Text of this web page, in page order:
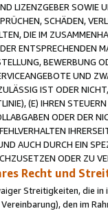
LIZENZGEBER SOWIE
SCHÄDEN,
DIE IM
ENTSPRECHENDEN
BEWERBUNG
UND
IST ODER
(E) IHREN
ODER DER
AUCH DURCH EIN
ODER ZU
Recht und
Streitigkeiten, die
den im